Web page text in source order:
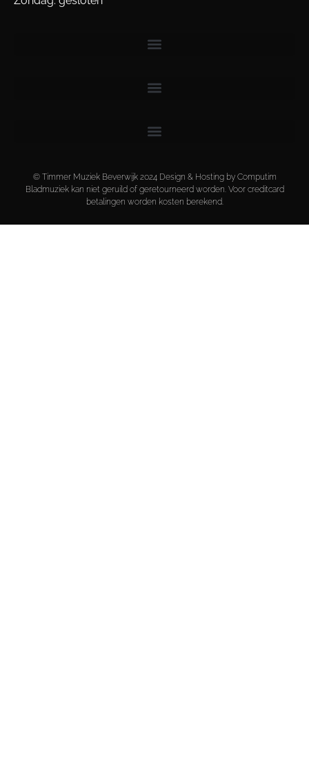
© Timmer Muziek Beverwijk 2024 Design & Hosting by Computim
Bladmuziek kan niet geruild of geretourneerd worden. Voor creditcard
betalingen worden kosten berekend.